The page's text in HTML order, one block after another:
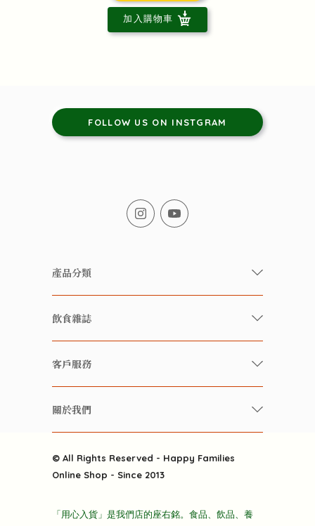
加入購物車
FOLLOW US ON INSTGRAM
產品分類
有機/無農藥新鮮蔬果
有機 / 無添加飲品
養生保健好東西
酒類
雜貨部
折上折大特價
飲食雜誌
快樂家庭 飲食雜誌
雲南搜食記
粒粒皆辛苦
快樂電視台
客戶服務
常見問題
關於我們
送貨
© All Rights Reserved - Happy Families
Online Shop - Since 2013
「用心入貨」是我們店的座右銘。食品、飲品、養